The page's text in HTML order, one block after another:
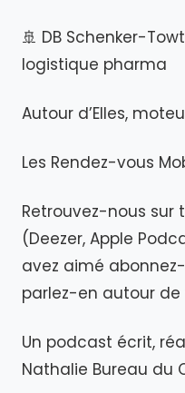
🚢 DB Schenker-
logistique pharma
Autour d’Elles,
Les Rendez-vous
Retrouvez-nous
(Deezer, Apple
avez aimé
parlez-en autour de
Un podcast écrit,
Nathalie Bureau du